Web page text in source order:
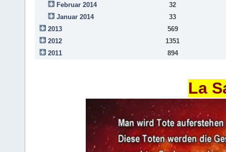
Februar 2014
32
Januar 2014
33
2013
569
2012
1351
2011
894
La